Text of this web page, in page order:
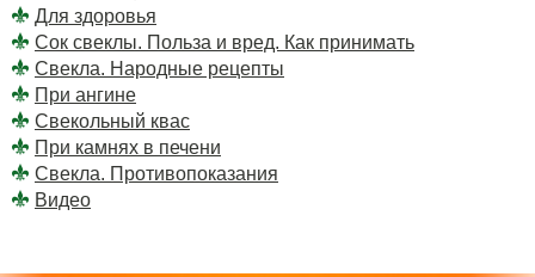
Для здоровья
Сок свеклы. Польза и вред. Как принимать
Свекла. Народные рецепты
При ангине
Свекольный квас
При камнях в печени
Свекла. Противопоказания
Видео